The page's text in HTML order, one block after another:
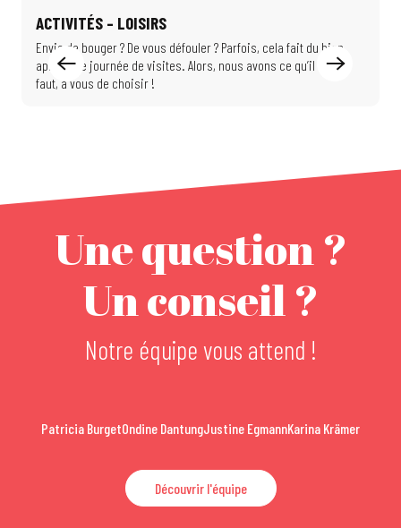
ACTIVITÉS – LOISIRS
Envie de bouger ? De vous défouler ? Parfois, cela fait du bien
après une journée de visites. Alors, nous avons ce qu’il vous
faut, à vous de choisir !
Une question ?
Un conseil ?
Notre équipe vous attend !
Patricia BurgetOndine DantungJustine EgmannKarina Krämer
Découvrir l'équipe